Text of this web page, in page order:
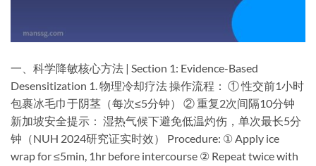
一、科学降敏核心方法 | Section 1: Evidence-Based
Desensitization​ ​1. 物理冷却疗法​ ​操作流程​： ① 性交前1小时
包裹冰毛巾于阴茎（每次≤5分钟） ② 重复2次间隔10分钟 ​
新加坡安全提示​： 湿热气候下避免低温灼伤，单次最长5分
钟（NUH 2024研究证实时效） Procedure: ① Apply ice
wrap for ≤5min, 1hr before intercourse ② Repeat twice with